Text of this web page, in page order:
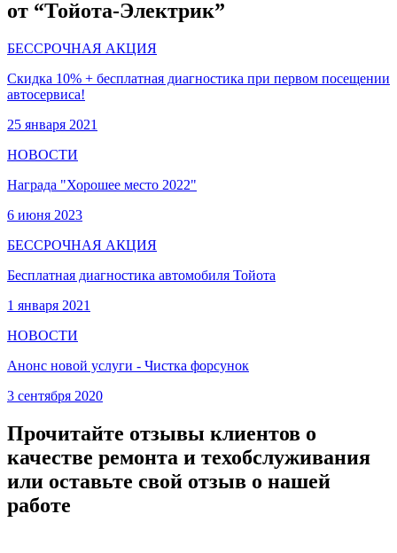
от “Тойота-Электрик”
БЕССРОЧНАЯ АКЦИЯ
Скидка 10% + бесплатная диагностика при первом посещении
автосервиса!
25 января 2021
НОВОСТИ
Награда "Хорошее место 2022"
6 июня 2023
БЕССРОЧНАЯ АКЦИЯ
Бесплатная диагностика автомобиля Тойота
1 января 2021
НОВОСТИ
Анонс новой услуги - Чистка форсунок
3 сентября 2020
Прочитайте отзывы клиентов о
качестве ремонта и техобслуживания
или оставьте свой отзыв о нашей
работе